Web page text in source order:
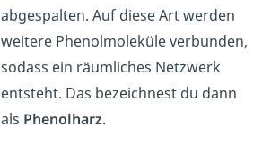
abgespalten. Auf diese Art werden
weitere Phenolmoleküle verbunden,
sodass ein räumliches Netzwerk
entsteht. Das bezeichnest du dann
als Phenolharz.